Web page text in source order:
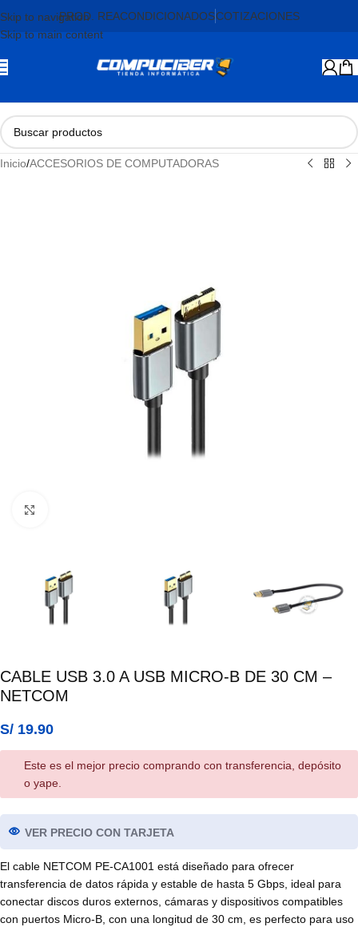
Skip to navigation
Skip to main content
PROD. REACONDICIONADOSCOTIZACIONES
Inicio/ACCESORIOS DE COMPUTADORAS
CABLE USB 3.0 A USB MICRO-B DE 30 CM –
NETCOM
S/ 19.90
Este es el mejor precio comprando con transferencia, depósito
o yape.
VER PRECIO CON TARJETA
El cable NETCOM PE-CA1001 está diseñado para ofrecer
transferencia de datos rápida y estable de hasta 5 Gbps, ideal para
conectar discos duros externos, cámaras y dispositivos compatibles
con puertos Micro-B, con una longitud de 30 cm, es perfecto para uso